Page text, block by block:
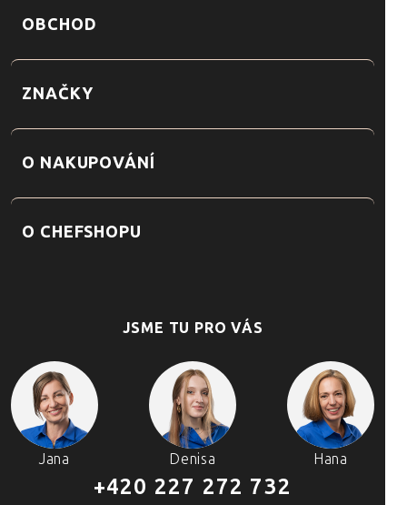
OBCHOD
ZNAČKY
O NAKUPOVÁNÍ
O CHEFSHOPU
JSME TU PRO VÁS
Jana Denisa Hana
+420 227 272 732